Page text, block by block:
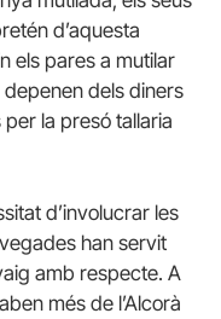
d’aquesta
els pares a mutilar
dels diners
per la presó tallaria
d’involucrar les
han servit
amb respecte. A
més de l’Alcorà